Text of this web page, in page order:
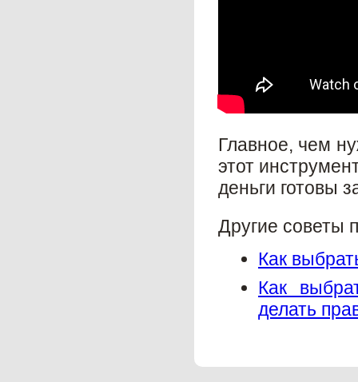
Главное, чем
этот
деньги готовы
Другие советы
Как
Как
делать